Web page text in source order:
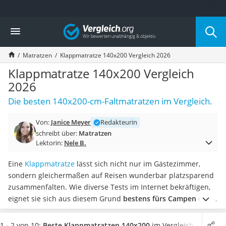
Die beliebtesten Vergleiche nach Kategorie
Wohnen
Matratzen-Topper
Matratzen
Konferenzlautsprecher
Tageslichtlampe
Badlüfter
Ergonomischer Bürostuhl
Außenleuchte mit Kamera
Ozongeneratoren
Konferenzmikrofon
Klappmatratze
Duschkopf mit Kalkfilter
Aktenvernichter Sicherheitsstufe 4
Bettgitter
Vergleich
Matratzen Klappmatratze 140x200 Vergleich 2026
Klappmatratze 140x200 Vergleich
2026
Die besten 140x200-cm-Faltmatratzen im Vergleich.
Von: Janice Meyer
Redakteurin
schreibt über: Matratzen
Lektorin: Nele B.
Eine Klappmatratze lässt sich nicht nur im Gästezimmer,
sondern gleichermaßen auf Reisen wunderbar platzsparend
zusammenfalten. Wie diverse Tests im Internet bekräftigen,
eignet sie sich aus diesem Grund bestens fürs Campen oder
für Übernachtungen im Heck Ihres Vans. Im Normalfall sind
die Matratzen im Handumdrehen auf- und wieder